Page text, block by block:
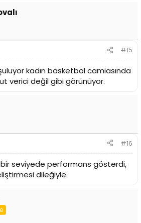
#15
kadın basketbol camiasında
verici değil gibi görünüyor.
#16
bir seviyede performans gösterdi,
dileğiyle.